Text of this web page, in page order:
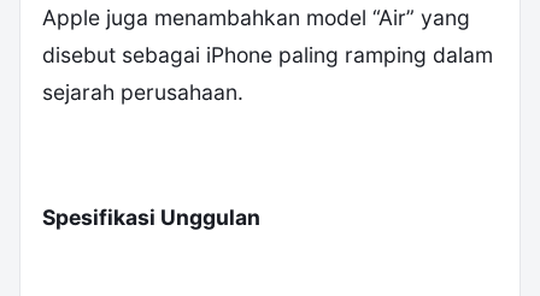
Apple juga menambahkan model “Air” yang
disebut sebagai iPhone paling ramping dalam
sejarah perusahaan.
Spesifikasi Unggulan